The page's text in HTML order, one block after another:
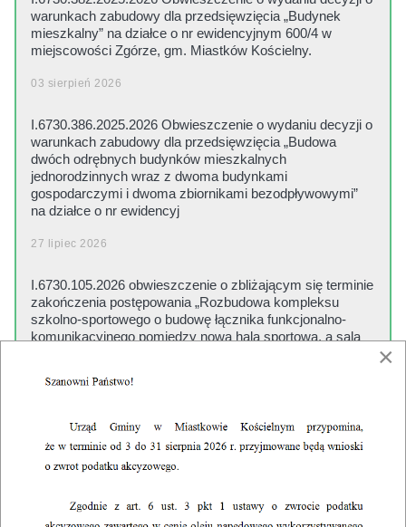
warunkach zabudowy dla przedsięwzięcia „Budynek
mieszkalny” na działce o nr ewidencyjnym 600/4 w
miejscowości Zgórze, gm. Miastków Kościelny.
03 sierpień 2026
I.6730.386.2025.2026 Obwieszczenie o wydaniu decyzji o
warunkach zabudowy dla przedsięwzięcia „Budowa
dwóch odrębnych budynków mieszkalnych
jednorodzinnych wraz z dwoma budynkami
gospodarczymi i dwoma zbiornikami bezodpływowymi”
na działce o nr ewidencyj
27 lipiec 2026
I.6730.105.2026 obwieszczenie o zbliżającym się terminie
zakończenia postępowania „Rozbudowa kompleksu
szkolno-sportowego o budowę łącznika funkcjonalno-
komunikacyjnego pomiędzy nową halą sportową, a salą
21 lipiec 2026
I.6730.339.2025.2026 Obwieszczenie o wydaniu decyzji o
warunkach zabudowy dla przedsięwzięcia „Budowa domu
jednorodzinnego z budynkiem garażowo-gospodarczym z
×